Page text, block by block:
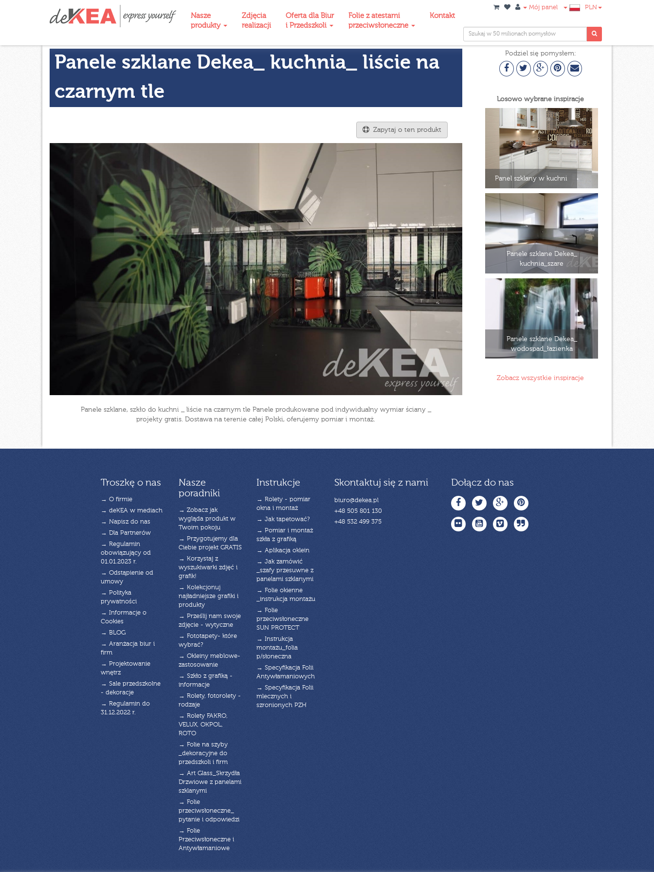
Nasze
produkty
Zdjęcia
realizacji
Oferta dla Biur
i Przedszkoli
Folie z atestami
przeciwsłoneczne
Kontakt
Mój panel PLN
Panele szklane Dekea_ kuchnia_ liście na
czarnym tle
Zapytaj o ten produkt
Panele szklane, szkło do kuchni _ liście na czarnym tle Panele produkowane pod indywidualny wymiar ściany _
projekty gratis. Dostawa na terenie całej Polski, oferujemy pomiar i montaż.
Podziel się pomysłem:
Losowo wybrane inspiracje
Panel szklany w kuchni
Panele szklane Dekea_
kuchnia_szare
Panele szklane Dekea_
wodospad_łazienka
Zobacz wszystkie inspiracje
Troszkę o nas
→ O firmie
→ deKEA w mediach
→ Napisz do nas
→ Dla Partnerów
→ Regulamin
obowiązujący od
01.01.2023 r.
→ Odstąpienie od
umowy
→ Polityka
prywatności
→ Informacje o
Cookies
→ BLOG
→ Aranżacja biur i
firm
→ Projektowanie
wnętrz
→ Sale przedszkolne
- dekoracje
→ Regulamin do
31.12.2022 r.
Nasze
poradniki
→ Zobacz jak
wygląda produkt w
Twoim pokoju
→ Przygotujemy dla
Ciebie projekt GRATIS
→ Korzystaj z
wyszukiwarki zdjęć i
grafik!
→ Kolekcjonuj
najładniejsze grafiki i
produkty
→ Prześlij nam swoje
zdjęcie - wytyczne
→ Fototapety- które
wybrać?
→ Okleiny meblowe-
zastosowanie
→ Szkło z grafiką -
informacje
→ Rolety, fotorolety -
rodzaje
→ Rolety FAKRO,
VELUX, OKPOL,
ROTO
→ Folie na szyby
_dekoracyjne do
przedszkoli i firm
→ Art Glass_Skrzydła
Drzwiowe z panelami
szklanymi
→ Folie
przeciwsłoneczne_
pytanie i odpowiedzi
→ Folie
Przeciwsłoneczne i
Antywłamaniowe
Instrukcje
→ Rolety - pomiar
okna i montaż
→ Jak tapetować?
→ Pomiar i montaż
szkła z grafiką
→ Aplikacja oklein
→ Jak zamówić
_szafy przesuwne z
panelami szklanymi
→ Folie okienne
_instrukcja montażu
→ Folie
przeciwsłoneczne
SUN PROTECT
→ Instrukcja
montażu_folia
p/słoneczna
→ Specyfikacja Folii
Antywłamaniowych
→ Specyfikacja Folii
mlecznych i
szronionych PZH
Skontaktuj się z nami
biuro@dekea.pl
+48 505 801 130
+48 532 499 375
Dołącz do nas